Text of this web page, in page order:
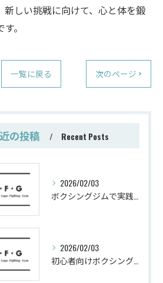
新しい挑戦に向けて、心と体を鍛
。
一覧に戻る 次のページ >
の投稿 Recent Posts
2026/02/03
2026/02/03